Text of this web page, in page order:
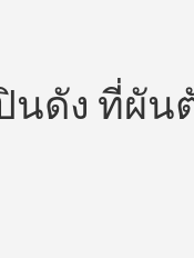
นดัง ที่ผั